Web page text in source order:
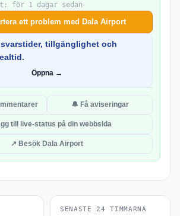
för 1 dagar sedan
ett problem med Dala Airport
svarstider, tillgänglighet och
Öppna →
🔔 Få aviseringar
till live-status på din webbsida
↗ Besök Dala Airport
SENASTE 24 TIMMARNA